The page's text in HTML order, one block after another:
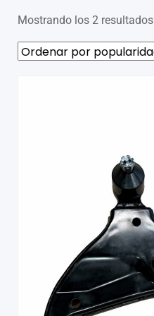
Mostrando los 2 resultados